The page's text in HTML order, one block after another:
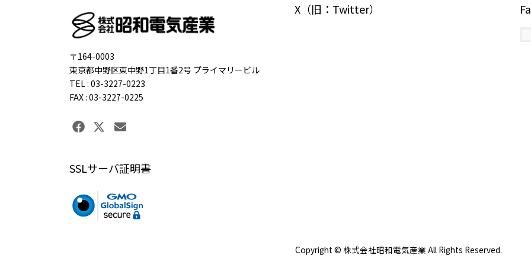
〒164-0003
東京都中野区東中野1丁目1番2号 プライマリービル
TEL : 03-3227-0223
FAX : 03-3227-0225
SSLサーバ証明書
X（旧：Twitter）
Copyright © 株式会社昭和電気産業 All Rights Reserved.